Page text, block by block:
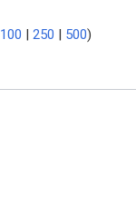
100 | 250 | 500)